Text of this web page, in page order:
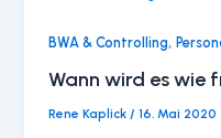
BWA & Controlling,
Wann wird es wie
Rene Kaplick/ 16. Mai 2020